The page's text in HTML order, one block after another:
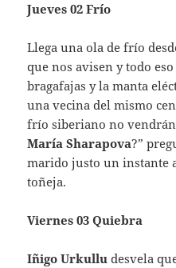
Jueves 02 Frío
Llega una ola de frío
que nos avisen y todo
bragafajas y la manta
una vecina del mismo
frío siberiano no
María Sharapova?”
marido justo un instante
toñeja.
Viernes 03 Quiebra
Iñigo Urkullu desvela